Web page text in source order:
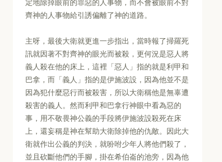
定地除掉眼前的罪惡的人事物，而不會被眼前不對
齊神的人事物給引誘偏離了神的道路。
主呀，最後大衛就更進一步指出，當時報了掃羅死
訊就因著不對齊神的眼光而被殺，更何況是惡人將
義人殺在他的床上，這裡「惡人」指的就是利甲和
巴拿，而「義人」指的是伊施波設，因為他並不是
因為犯什麼惡行而被殺害，所以大衛稱他是無辜遭
殺害的義人。然而利甲和巴拿行神眼中看為惡的
事，用不敬畏神公義的手段將伊施波設殺死在床
上，還妄稱是神在幫助大衛除掉他的仇敵。因此大
衛就作出公義的判決，就吩咐少年人將他們殺了，
並且砍斷他們的手腳，掛在希伯崙的池旁，因為他